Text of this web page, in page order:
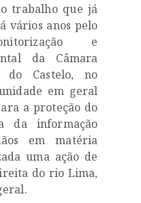
trabalho que já
vários anos pelo
e
da Câmara
do Castelo, no
em geral
a proteção do
da informação
em matéria
uma ação de
do rio Lima,